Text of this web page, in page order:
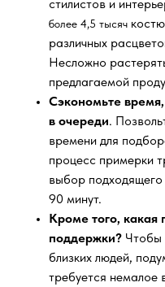
стилистов и
более 4,5 тысяч
различных
Несложно
предлагаемой
Сэкономьте
в очереди.
времени для
процесс примерки
выбор
90 минут.
Кроме того, какая
поддержки? Чтобы
близких людей,
требуется немалое